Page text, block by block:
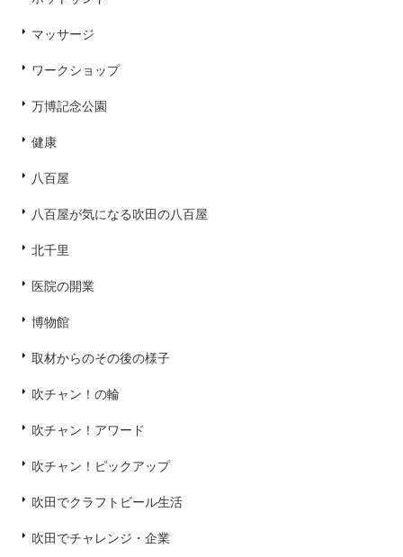
マッサージ
ワークショップ
万博記念公園
健康
八百屋
八百屋が気になる吹田の八百屋
北千里
医院の開業
博物館
取材からのその後の様子
吹チャン！の輪
吹チャン！アワード
吹チャン！ピックアップ
吹田でクラフトビール生活
吹田でチャレンジ・企業